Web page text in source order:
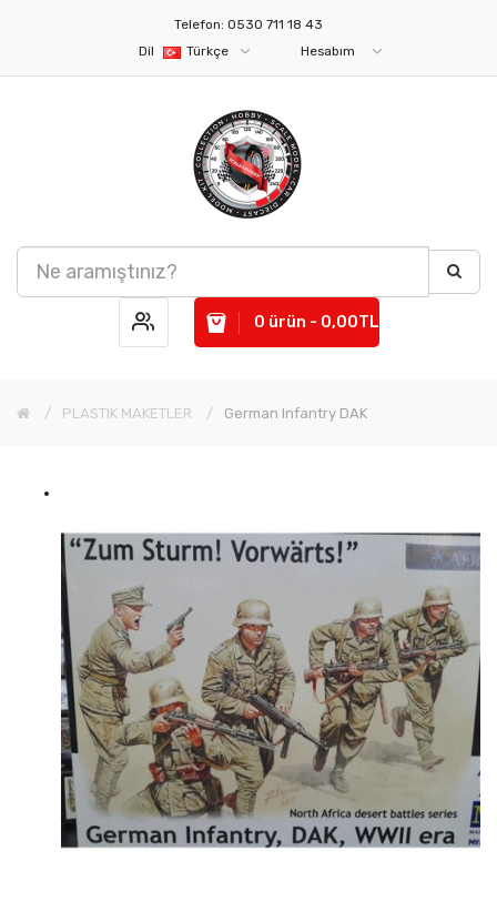
Telefon: 0530 711 18 43
Dil
Türkçe Hesabım
0 ürün - 0,00TL
PLASTIK MAKETLER German Infantry DAK